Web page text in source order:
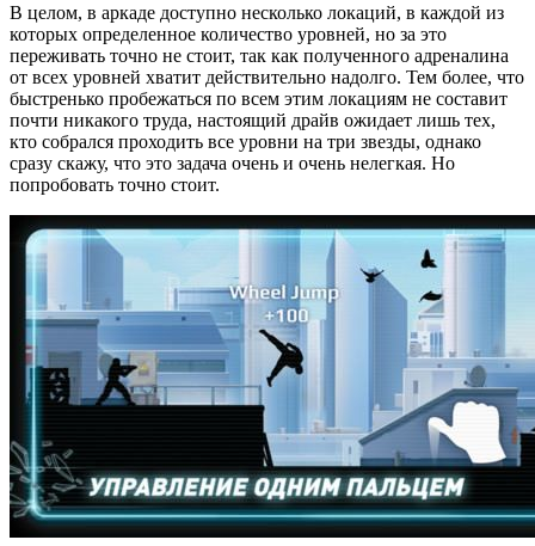
В целом, в аркаде доступно несколько локаций, в каждой из
которых определенное количество уровней, но за это
переживать точно не стоит, так как полученного адреналина
от всех уровней хватит действительно надолго. Тем более, что
быстренько пробежаться по всем этим локациям не составит
почти никакого труда, настоящий драйв ожидает лишь тех,
кто собрался проходить все уровни на три звезды, однако
сразу скажу, что это задача очень и очень нелегкая. Но
попробовать точно стоит.